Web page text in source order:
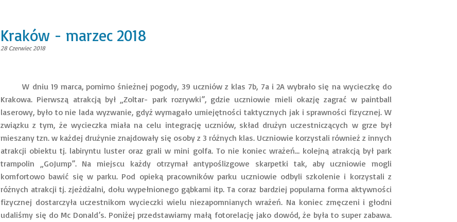
Kraków - marzec 2018
28 Czerwiec 2018
W dniu 19 marca, pomimo śnieżnej pogody, 39 uczniów z klas 7b, 7a i 2A wybrało się na wycieczkę do
Krakowa. Pierwszą atrakcją był „Zoltar- park rozrywki”, gdzie uczniowie mieli okazję zagrać w paintball
laserowy, było to nie lada wyzwanie, gdyż wymagało umiejętności taktycznych jak i sprawności fizycznej. W
związku z tym, że wycieczka miała na celu integrację uczniów, skład drużyn uczestniczących w grze był
mieszany tzn. w każdej drużynie znajdowały się osoby z 3 różnych klas. Uczniowie korzystali również z innych
atrakcji obiektu tj. labiryntu luster oraz grali w mini golfa. To nie koniec wrażeń… kolejną atrakcją był park
trampolin „GoJump”. Na miejscu każdy otrzymał antypoślizgowe skarpetki tak, aby uczniowie mogli
komfortowo bawić się w parku. Pod opieką pracowników parku uczniowie odbyli szkolenie i korzystali z
różnych atrakcji tj. zjeżdżalni, dołu wypełnionego gąbkami itp. Ta coraz bardziej popularna forma aktywności
fizycznej dostarczyła uczestnikom wycieczki wielu niezapomnianych wrażeń. Na koniec zmęczeni i głodni
udaliśmy się do Mc Donald’s. Poniżej przedstawiamy małą fotorelację jako dowód, że była to super zabawa.